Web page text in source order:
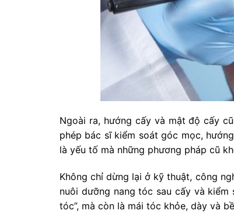
Ngoài ra, hướng cấy và mật độ cấy
phép bác sĩ kiểm soát góc mọc,
là yếu tố mà những phương pháp cũ
Không chỉ dừng lại ở kỹ thuật, công
nuôi dưỡng nang tóc sau cấy và
tóc”, mà còn là mái tóc khỏe, dày và